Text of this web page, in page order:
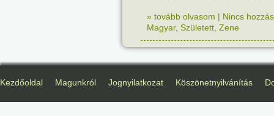
» tovább olvasom | Nincs
Magyar, Született Zene
Kezdőoldal Magunkról Jognyilatkozat Köszönetnyilvánítás